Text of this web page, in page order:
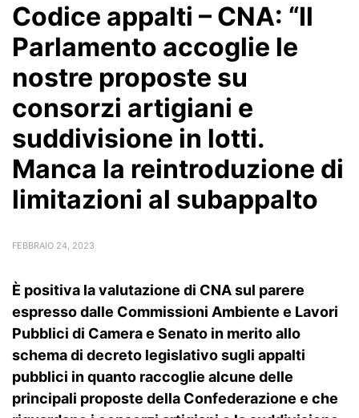
Codice appalti – CNA: “Il
Parlamento accoglie le
nostre proposte su
consorzi artigiani e
suddivisione in lotti.
Manca la reintroduzione di
limitazioni al subappalto
FEBBRAIO 24, 2023
È positiva la valutazione di CNA sul parere
espresso dalle Commissioni Ambiente e Lavori
Pubblici di Camera e Senato in merito allo
schema di decreto legislativo sugli appalti
pubblici in quanto raccoglie alcune delle
principali proposte della Confederazione e che